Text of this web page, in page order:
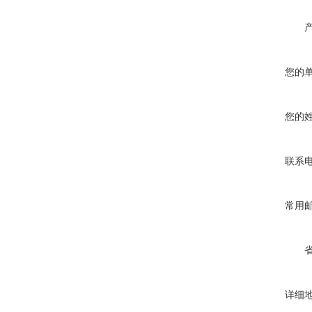
您的
您的
联系
常用
详细